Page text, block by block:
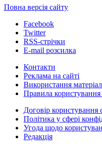
Повна версія сайту
Facebook
Twitter
RSS-стрічки
E-mail розсилка
Контакти
Реклама на сайті
Використання
Правила
Договір користування
Політика у сфері
Угода щодо
Редакція